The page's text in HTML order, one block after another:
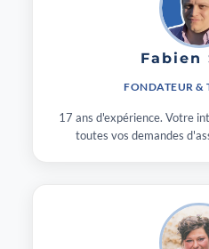
Fabien
FONDATEUR &
17 ans d'expérience. Votre
toutes vos demandes